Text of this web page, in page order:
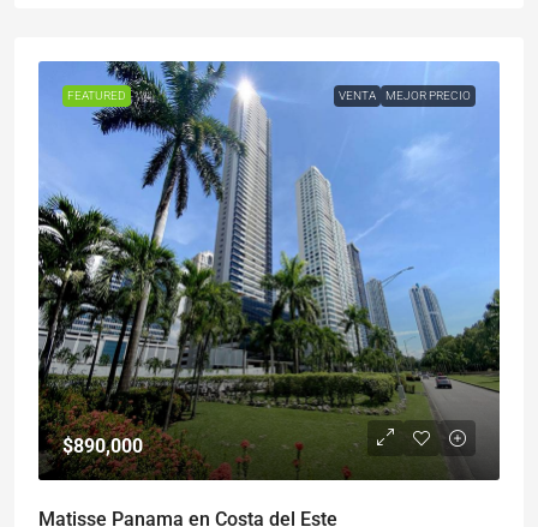
FEATURED VENTA MEJOR PRECIO
$890,000
Matisse Panama en Costa del Este